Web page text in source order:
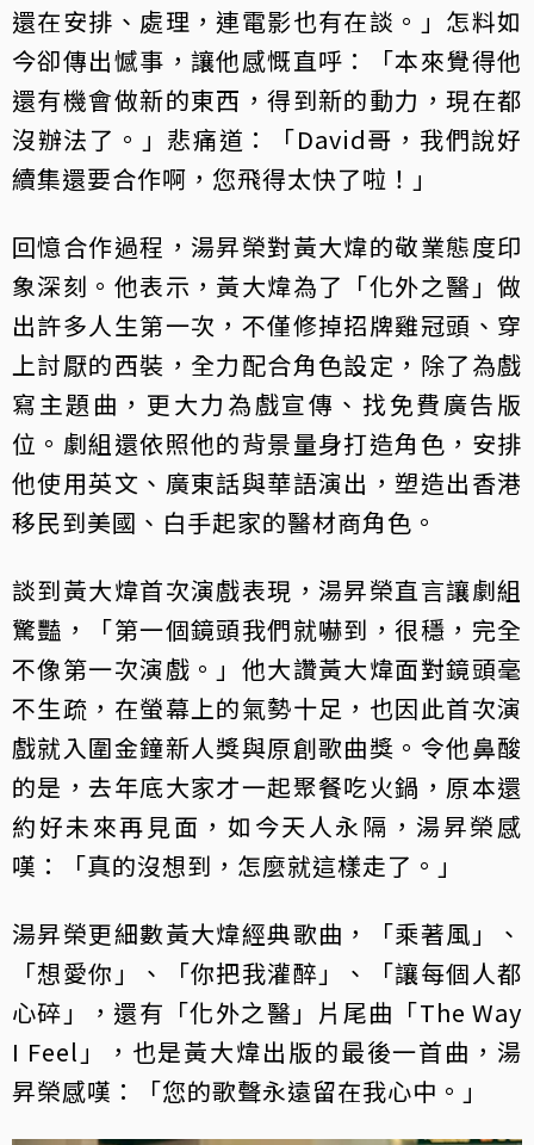
還在安排、處理，連電影也有在談。」怎料如
今卻傳出憾事，讓他感慨直呼：「本來覺得他
還有機會做新的東西，得到新的動力，現在都
沒辦法了。」悲痛道：「David哥，我們說好
續集還要合作啊，您飛得太快了啦！」
回憶合作過程，湯昇榮對黃大煒的敬業態度印
象深刻。他表示，黃大煒為了「化外之醫」做
出許多人生第一次，不僅修掉招牌雞冠頭、穿
上討厭的西裝，全力配合角色設定，除了為戲
寫主題曲，更大力為戲宣傳、找免費廣告版
位。劇組還依照他的背景量身打造角色，安排
他使用英文、廣東話與華語演出，塑造出香港
移民到美國、白手起家的醫材商角色。
談到黃大煒首次演戲表現，湯昇榮直言讓劇組
驚豔，「第一個鏡頭我們就嚇到，很穩，完全
不像第一次演戲。」他大讚黃大煒面對鏡頭毫
不生疏，在螢幕上的氣勢十足，也因此首次演
戲就入圍金鐘新人獎與原創歌曲獎。令他鼻酸
的是，去年底大家才一起聚餐吃火鍋，原本還
約好未來再見面，如今天人永隔，湯昇榮感
嘆：「真的沒想到，怎麼就這樣走了。」
湯昇榮更細數黃大煒經典歌曲，「乘著風」、
「想愛你」、「你把我灌醉」、「讓每個人都
心碎」，還有「化外之醫」片尾曲「The Way
I Feel」，也是黃大煒出版的最後一首曲，湯
昇榮感嘆：「您的歌聲永遠留在我心中。」